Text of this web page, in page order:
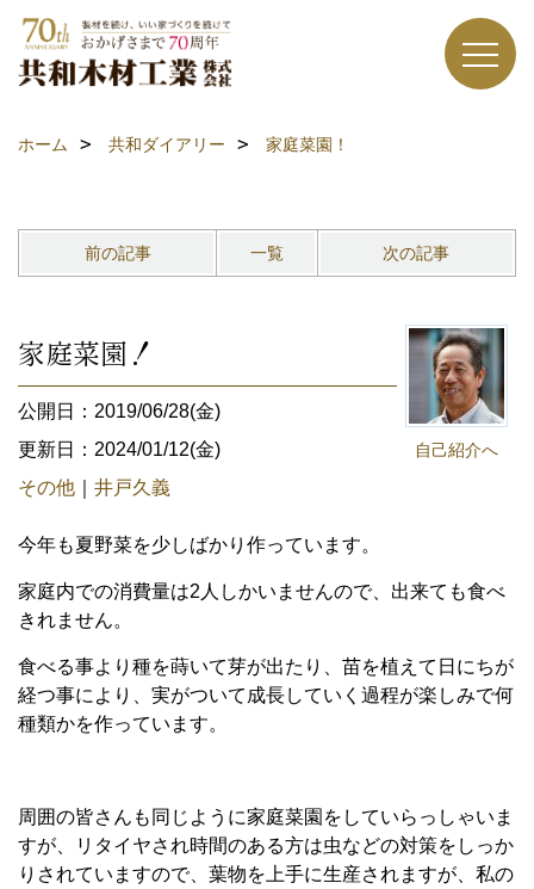
ホーム 共和ダイアリー 家庭菜園！
前の記事 一覧 次の記事
自己紹介へ
家庭菜園！
公開日：2019/06/28(金)
更新日：2024/01/12(金)
その他
井戸久義
今年も夏野菜を少しばかり作っています。
家庭内での消費量は2人しかいませんので、出来ても食べ
きれません。
食べる事より種を蒔いて芽が出たり、苗を植えて日にちが
経つ事により、実がついて成長していく過程が楽しみで何
種類かを作っています。
周囲の皆さんも同じように家庭菜園をしていらっしゃいま
すが、リタイヤされ時間のある方は虫などの対策をしっか
りされていますので、葉物を上手に生産されますが、私の